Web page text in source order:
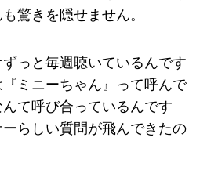
驚きを隠せません。
ずっと毎週聴いているんです
ミニーちゃん』って呼んで
て呼び合っているんです
らしい質問が飛んできたの